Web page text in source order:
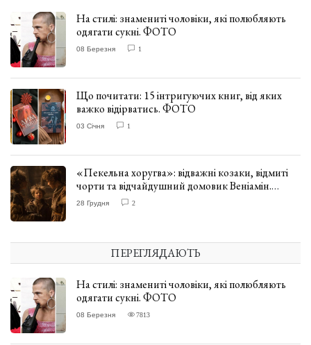
На стилі: знамениті чоловіки, які полюбляють
одягати сукні. ФОТО
08 Березня 1
Що почитати: 15 інтригуючих книг, від яких
важко відірватись. ФОТО
03 Січня 1
«Пекельна хоругва»: відважні козаки, відмиті
чорти та відчайдушний домовик Веніамін.
ВІДГУК
28 Грудня 2
ПЕРЕГЛЯДАЮТЬ
На стилі: знамениті чоловіки, які полюбляють
одягати сукні. ФОТО
08 Березня 7813